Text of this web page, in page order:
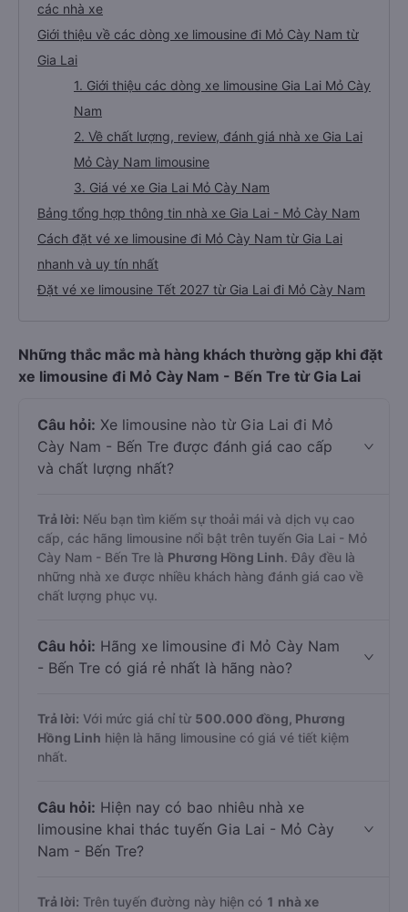
các nhà xe
Giới thiệu về các dòng xe limousine đi Mỏ Cày Nam từ
Gia Lai
1. Giới thiệu các dòng xe limousine Gia Lai Mỏ Cày
Nam
2. Về chất lượng, review, đánh giá nhà xe Gia Lai
Mỏ Cày Nam limousine
3. Giá vé xe Gia Lai Mỏ Cày Nam
Bảng tổng hợp thông tin nhà xe Gia Lai - Mỏ Cày Nam
Cách đặt vé xe limousine đi Mỏ Cày Nam từ Gia Lai
nhanh và uy tín nhất
Đặt vé xe limousine Tết 2027 từ Gia Lai đi Mỏ Cày Nam
Những thắc mắc mà hàng khách thường gặp khi đặt
xe limousine đi Mỏ Cày Nam - Bến Tre từ Gia Lai
Câu hỏi: Xe limousine nào từ Gia Lai đi Mỏ
Cày Nam - Bến Tre được đánh giá cao cấp
và chất lượng nhất?
Trả lời: Nếu bạn tìm kiếm sự thoải mái và dịch vụ cao
cấp, các hãng limousine nổi bật trên tuyến Gia Lai - Mỏ
Cày Nam - Bến Tre là Phương Hồng Linh. Đây đều là
những nhà xe được nhiều khách hàng đánh giá cao về
chất lượng phục vụ.
Câu hỏi: Hãng xe limousine đi Mỏ Cày Nam
- Bến Tre có giá rẻ nhất là hãng nào?
Trả lời: Với mức giá chỉ từ 500.000 đồng, Phương
Hồng Linh hiện là hãng limousine có giá vé tiết kiệm
nhất.
Câu hỏi: Hiện nay có bao nhiêu nhà xe
limousine khai thác tuyến Gia Lai - Mỏ Cày
Nam - Bến Tre?
Trả lời: Trên tuyến đường này hiện có 1 nhà xe